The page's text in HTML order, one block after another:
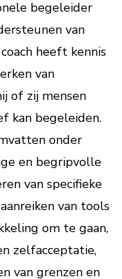
begeleider
van
heeft kennis
van
of zij mensen
kan begeleiden.
onder
en begripvolle
van specifieke
van tools
om te gaan,
zelfacceptatie,
van grenzen en